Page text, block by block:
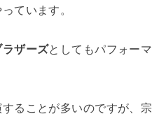
ています。
ザーズとしてもパフォーマ
ることが多いのですが、宗